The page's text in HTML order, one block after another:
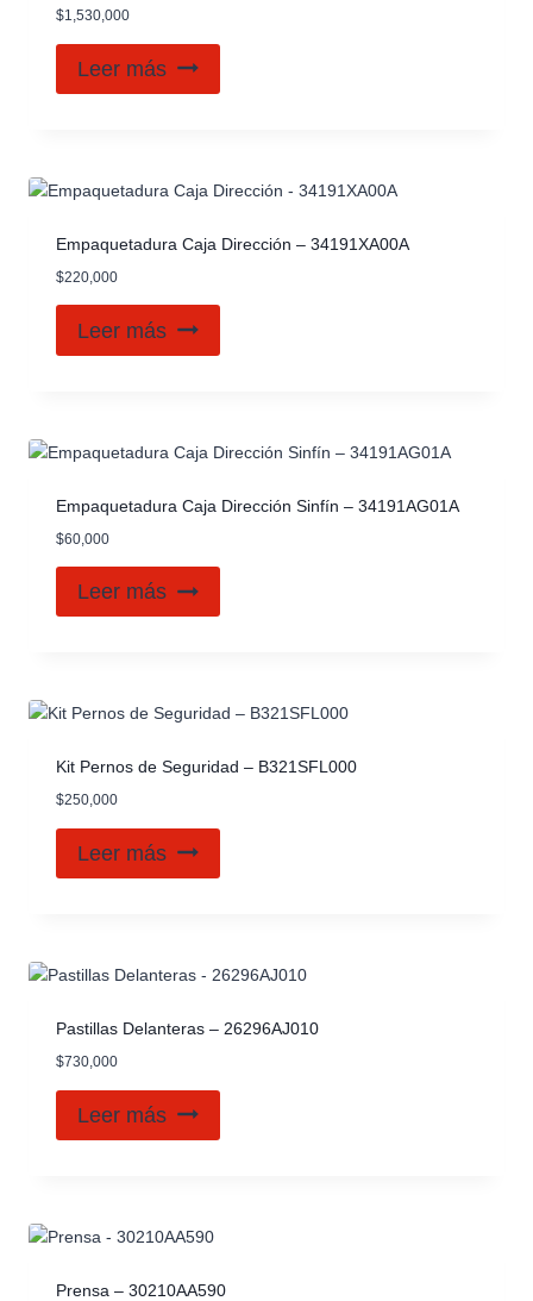
$1,530,000
Leer más
Empaquetadura Caja Dirección – 34191XA00A
$220,000
Leer más
Empaquetadura Caja Dirección Sinfín – 34191AG01A
$60,000
Leer más
Kit Pernos de Seguridad – B321SFL000
$250,000
Leer más
Pastillas Delanteras – 26296AJ010
$730,000
Leer más
Prensa – 30210AA590